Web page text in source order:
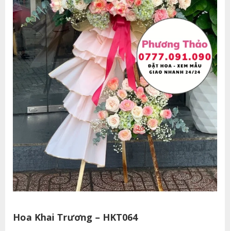
Hoa Khai Trương – HKT064